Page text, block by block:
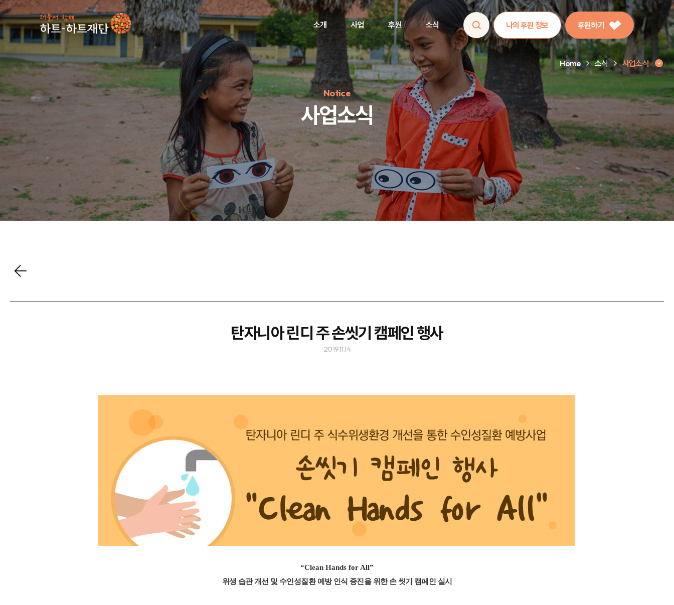
소개 사업 후원 소식 나의 후원 정보 후원하기
인기 키워드 #정기후원 #하트플레이스#캠페인#팬덤후원
Home 소식 사업소식
Notice
사업소식
사업소식
탄자니아 린디 주 손씻기 캠페인 행사
2019.11.14
“Clean Hands for All”
위생 습관 개선 및 수인성질환 예방 인식 증진을 위한 손 씻기 캠페인 실시